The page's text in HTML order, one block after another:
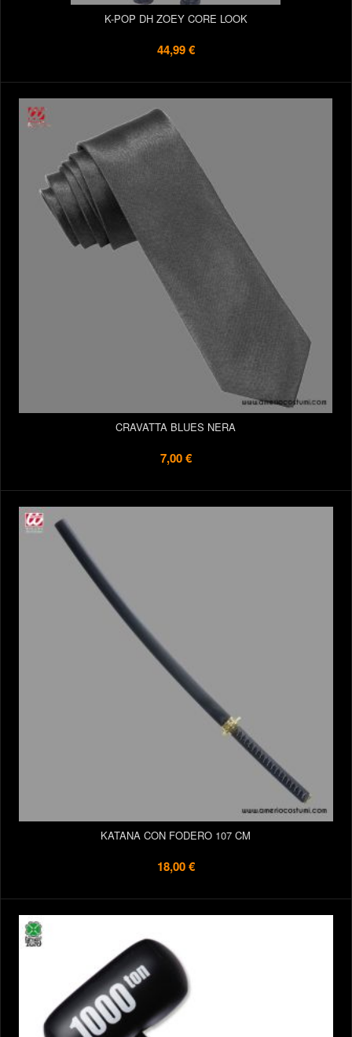
K-POP DH ZOEY CORE LOOK
44,99 €
CRAVATTA BLUES NERA
7,00 €
KATANA CON FODERO 107 CM
18,00 €